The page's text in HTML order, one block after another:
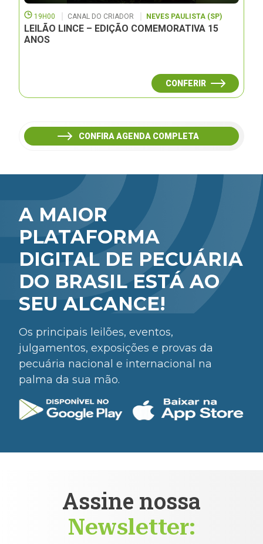
19H00 CANAL DO CRIADOR NEVES PAULISTA (SP)
LEILÃO LINCE – EDIÇÃO COMEMORATIVA 15
ANOS
CONFERIR
CONFIRA AGENDA COMPLETA
A MAIOR
PLATAFORMA
DIGITAL DE PECUÁRIA
DO BRASIL ESTÁ AO
SEU ALCANCE!
Os principais leilões, eventos,
julgamentos, exposições e provas da
pecuária nacional e internacional na
palma da sua mão.
Assine nossa
Newsletter: